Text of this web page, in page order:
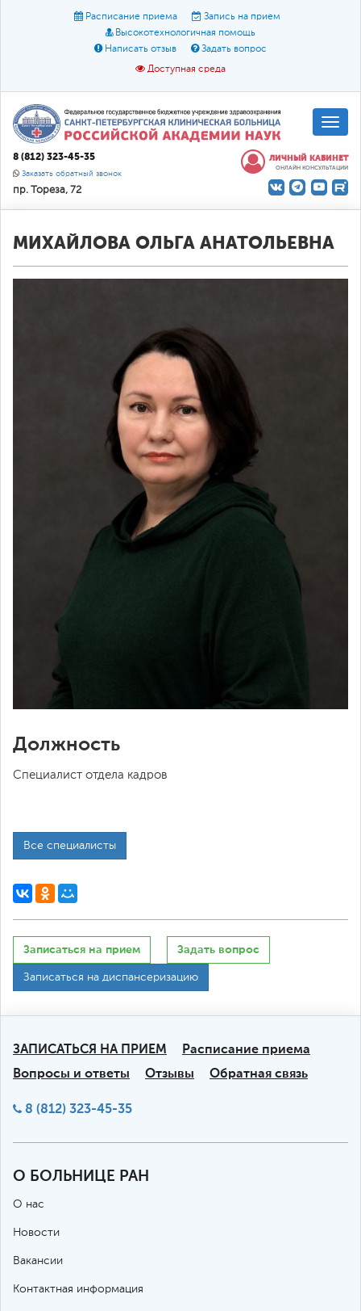
Расписание приема
Запись на прием
Высокотехнологичная помощь
Написать отзыв
Задать вопрос
Доступная среда
Размер шрифта: A A A
Цвет:
О доступной среде
8 (812) 323-45-35
Заказать обратный звонок
пр. Тореза, 72
ЛИЧНЫЙ КАБИНЕТ
ОНЛАЙН КОНСУЛЬТАЦИИ
МИХАЙЛОВА ОЛЬГА АНАТОЛЬЕВНА
Должность
Специалист отдела кадров
Все специалисты
Записаться на прием Задать вопрос
Записаться на диспансеризацию
ЗАПИСАТЬСЯ НА ПРИЕМ
Расписание приема
Вопросы и ответы
Отзывы Обратная связь
8 (812) 323-45-35
О БОЛЬНИЦЕ РАН
О нас
Новости
Вакансии
Контактная информация